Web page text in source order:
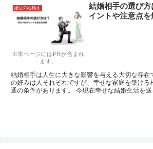
※本ページにはPRが含まれ
ます。
婚活の心構え
結婚相手の選び
イントや注意点を
結婚相手は人生に大きな影響を与える大切な存在です。 細
の好みは人それぞれですが、幸せな家庭を築ける
通の条件があります。 今現在幸せな結婚生活を送る夫婦をモデル